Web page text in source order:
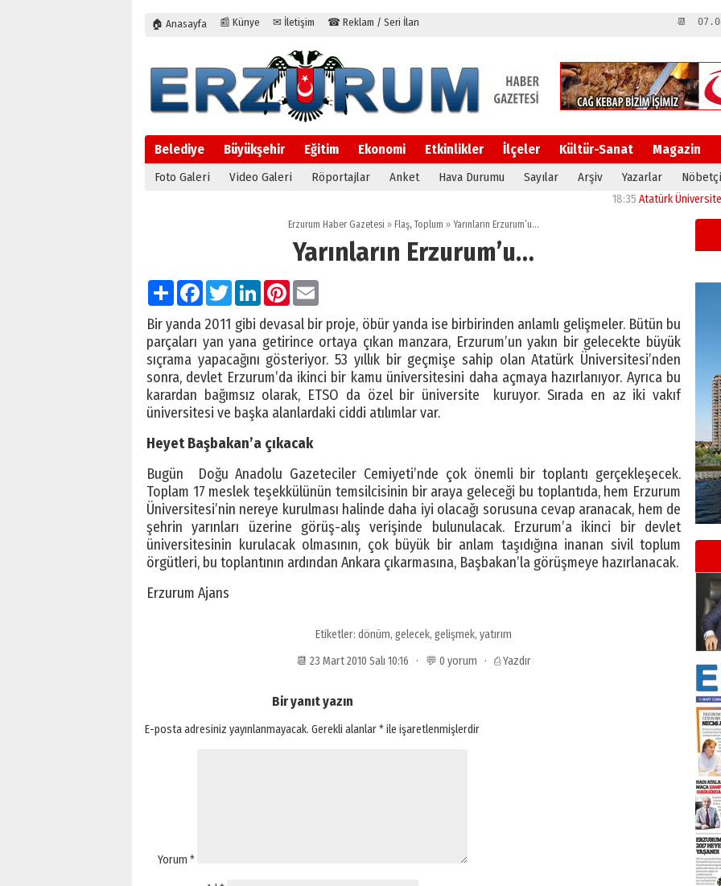
🏠 Anasayfa 📰 Künye ✉ İletişim ☎ Reklam / Seri İlan 📆
Belediye Büyükşehir Eğitim Ekonomi Etkinlikler İlçeler Kültür-Sanat Magazin
Foto Galeri Video Galeri Röportajlar Anket Hava Durumu Sayılar Arşiv Yazarlar
Atatürk Üniversitesi’nin
Erzurum Haber Gazetesi » Flaş,Toplum » Yarınların Erzurum’u…
Yarınların Erzurum’u…
PaylaşFacebook
TwitterLinkedInPinterest
Bir yanda 2011 gibi devasal bir proje, öbür yanda ise birbirinden anlamlı gelişmeler. Bütün bu
parçaları yan yana getirince ortaya çıkan manzara, Erzurum’un yakın bir gelecekte büyük
sıçrama yapacağını gösteriyor. 53 yıllık bir geçmişe sahip olan Atatürk Üniversitesi’nden
sonra, devlet Erzurum’da ikinci bir kamu üniversitesini daha açmaya hazırlanıyor. Ayrıca bu
karardan bağımsız olarak, ETSO da özel bir üniversite kuruyor. Sırada en az iki vakıf
üniversitesi ve başka alanlardaki ciddi atılımlar var.
Heyet Başbakan’a çıkacak
Bugün Doğu Anadolu Gazeteciler Cemiyeti’nde çok önemli bir toplantı gerçekleşecek.
Toplam 17 meslek teşekkülünün temsilcisinin bir araya geleceği bu toplantıda, hem Erzurum
Üniversitesi’nin nereye kurulması halinde daha iyi olacağı sorusuna cevap aranacak, hem de
şehrin yarınları üzerine görüş-alış verişinde bulunulacak. Erzurum’a ikinci bir devlet
üniversitesinin kurulacak olmasının, çok büyük bir anlam taşıdığına inanan sivil toplum
örgütleri, bu toplantının ardından Ankara çıkarmasına, Başbakan’la görüşmeye hazırlanacak.
Erzurum Ajans
Etiketler: dönüm, gelecek, gelişmek, yatırım
📆 23 Mart 2010 Salı 10:16 · 💬 0 yorum · ⎙ Yazdır
Bir yanıt yazın
E-posta adresiniz yayınlanmayacak. Gerekli alanlar*ile işaretlenmişlerdir
Yorum *